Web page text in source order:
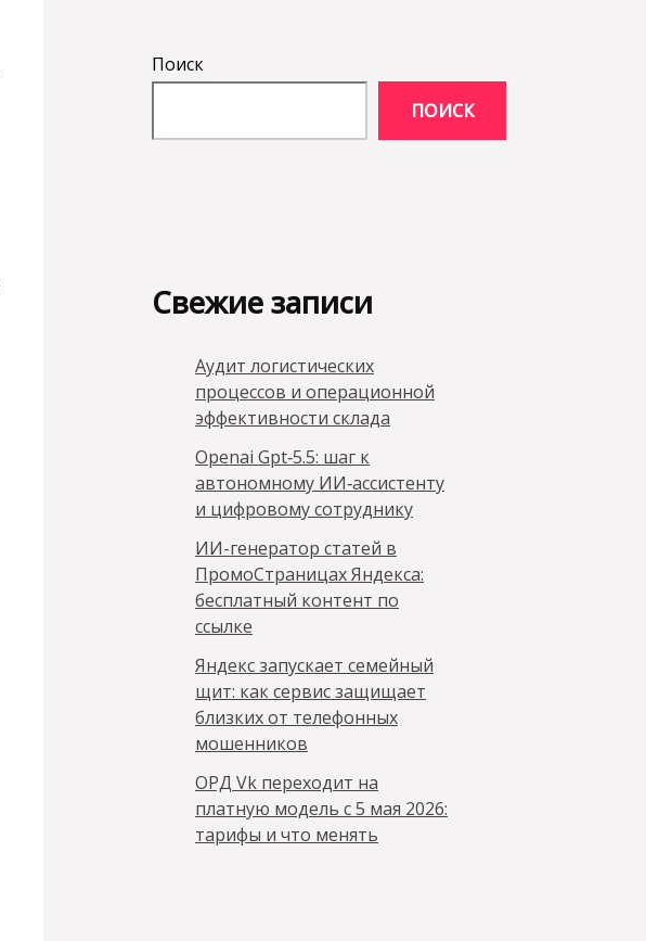
Поиск
ПОИСК
Свежие записи
Аудит логистических
процессов и операционной
эффективности склада
Openai Gpt‑5.5: шаг к
автономному ИИ‑ассистенту
и цифровому сотруднику
ИИ-генератор статей в
ПромоСтраницах Яндекса:
бесплатный контент по
ссылке
Яндекс запускает семейный
щит: как сервис защищает
близких от телефонных
мошенников
ОРД Vk переходит на
платную модель с 5 мая 2026:
тарифы и что менять